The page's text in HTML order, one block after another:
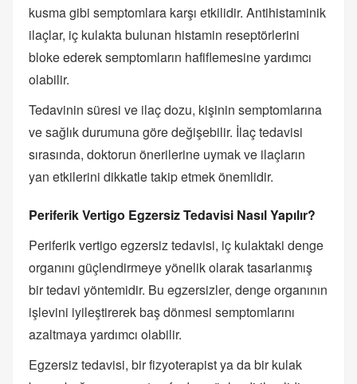
kusma gibi semptomlara karşı etkilidir. Antihistaminik
ilaçlar, iç kulakta bulunan histamin reseptörlerini
bloke ederek semptomların hafiflemesine yardımcı
olabilir.
Tedavinin süresi ve ilaç dozu, kişinin semptomlarına
ve sağlık durumuna göre değişebilir. İlaç tedavisi
sırasında, doktorun önerilerine uymak ve ilaçların
yan etkilerini dikkatle takip etmek önemlidir.
Periferik Vertigo Egzersiz Tedavisi Nasıl Yapılır?
Periferik vertigo egzersiz tedavisi, iç kulaktaki denge
organını güçlendirmeye yönelik olarak tasarlanmış
bir tedavi yöntemidir. Bu egzersizler, denge organının
işlevini iyileştirerek baş dönmesi semptomlarını
azaltmaya yardımcı olabilir.
Egzersiz tedavisi, bir fizyoterapist ya da bir kulak